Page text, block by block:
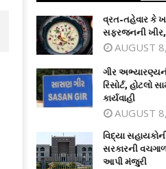
વ્રત-તહેવાર કે
સફરજનની ખીર,
AUGUST
ગીર
રિસોર્ટ, હોટલો
કાર્યવાહી
AUGUST
વિદ્યા
સરકારની
આપી મંજુરી